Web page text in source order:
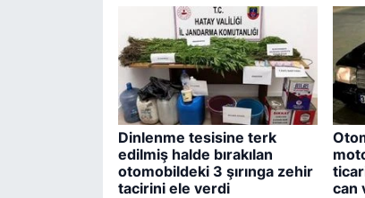
Dinlenme tesisine terk
edilmiş halde bırakılan
otomobildeki 3 şırınga zehir
tacirini ele verdi
can